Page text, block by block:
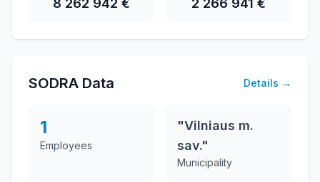
8 262 942 € 2 266 941 €
SODRA Data Details →
1
Employees
"Vilniaus m.
sav."
Municipality